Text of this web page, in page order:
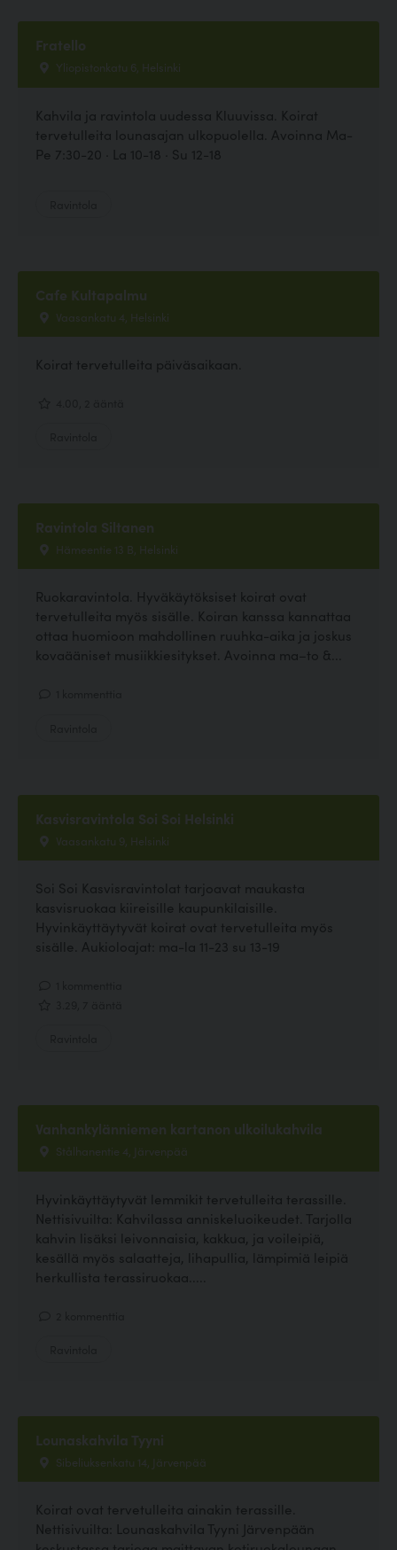
Fratello
Yliopistonkatu 6, Helsinki
Kahvila ja ravintola uudessa Kluuvissa. Koirat
tervetulleita lounasajan ulkopuolella. Avoinna Ma-
Pe 7:30-20 · La 10-18 · Su 12-18
Cafe Kultapalmu
Vaasankatu 4, Helsinki
Koirat tervetulleita päiväsaikaan.
Ravintola Siltanen
Hämeentie 13 B, Helsinki
Ruokaravintola. Hyväkäytöksiset koirat ovat
tervetulleita myös sisälle. Koiran kanssa kannattaa
ottaa huomioon mahdollinen ruuhka-aika ja joskus
kovaääniset musiikkiesitykset. Avoinna ma–to &...
Kasvisravintola Soi Soi Helsinki
Vaasankatu 9, Helsinki
Soi Soi Kasvisravintolat tarjoavat maukasta
kasvisruokaa kiireisille kaupunkilaisille.
Hyvinkäyttäytyvät koirat ovat tervetulleita myös
sisälle. Aukioloajat: ma-la 11-23 su 13-19
Vanhankylänniemen kartanon ulkoilukahvila
Stålhanentie 4, Järvenpää
Hyvinkäyttäytyvät lemmikit tervetulleita terassille.
Nettisivuilta: Kahvilassa anniskeluoikeudet. Tarjolla
kahvin lisäksi leivonnaisia, kakkua, ja voileipiä,
kesällä myös salaatteja, lihapullia, lämpimiä leipiä
herkullista terassiruokaa.....
Lounaskahvila Tyyni
Sibeliuksenkatu 14, Järvenpää
Koirat ovat tervetulleita ainakin terassille.
Nettisivuilta: Lounaskahvila Tyyni Järvenpään